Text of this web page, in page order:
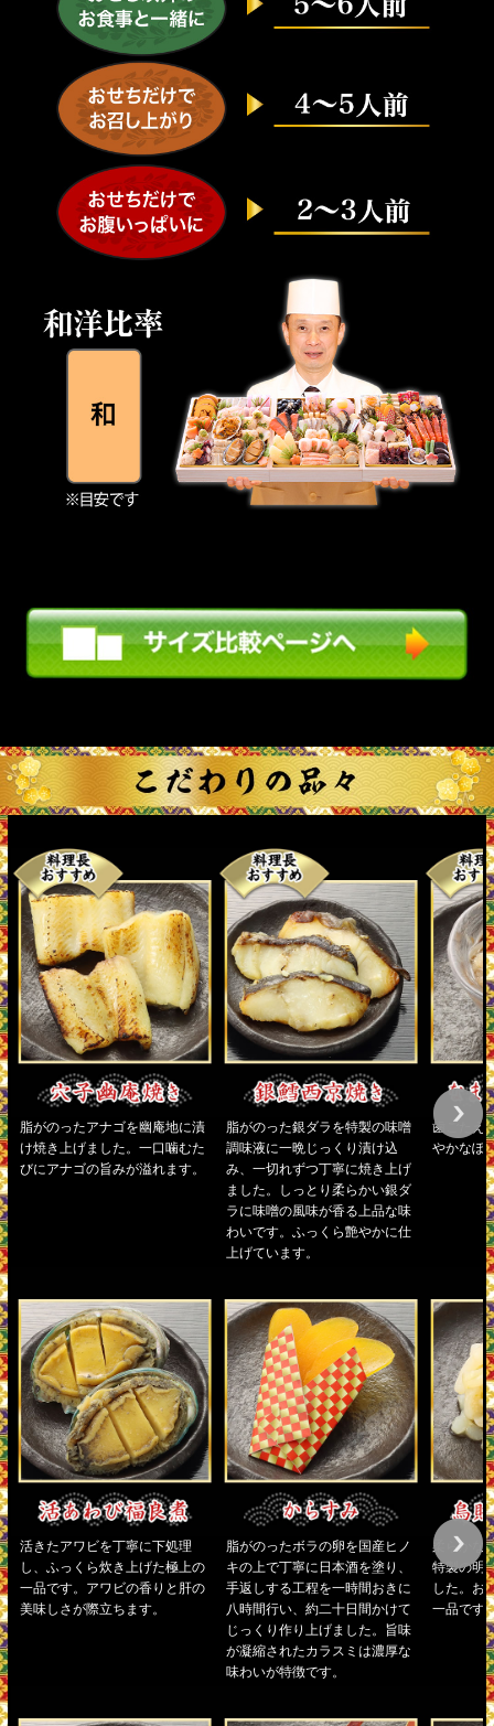
脂がのったアナゴを幽庵地に漬
け焼き上げました。一口噛むた
びにアナゴの旨みが溢れます。
活きたアワビを丁寧に下処理
し、ふっくら炊き上げた極上の
一品です。アワビの香りと肝の
美味しさが際立ちます。
脂がのった銀ダラを特製の味噌
調味液に一晩じっくり漬け込
み、一切れずつ丁寧に焼き上げ
ました。しっとり柔らかい銀ダ
ラに味噌の風味が香る上品な味
わいです。ふっくら艶やかに仕
上げています。
脂がのったボラの卵を国産ヒノ
キの上で丁寧に日本酒を塗り、
手返しする工程を一時間おきに
八時間行い、約二十日間かけて
じっくり作り上げました。旨味
が凝縮されたカラスミは濃厚な
味わいが特徴です。
歯ごたえ
やかなぽ
柔らかな
特製の明
した。お
一品です